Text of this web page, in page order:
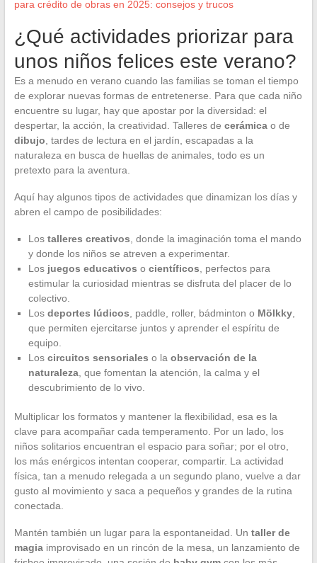
para crédito de obras en 2025: consejos y trucos
¿Qué actividades priorizar para
unos niños felices este verano?
Es a menudo en verano cuando las familias se toman el tiempo
de explorar nuevas formas de entretenerse. Para que cada niño
encuentre su lugar, hay que apostar por la diversidad: el
despertar, la acción, la creatividad. Talleres de cerámicao de
dibujo , tardes de lectura en el jardín, escapadas a la
naturaleza en busca de huellas de animales, todo es un
pretexto para la aventura.
Aquí hay algunos tipos de actividades que dinamizan los días y
abren el campo de posibilidades:
Los talleres creativos , donde la imaginación toma el mando
y donde los niños se atreven a experimentar.
Los juegos educativos o científicos , perfectos para
estimular la curiosidad mientras se disfruta del placer de lo
colectivo.
Los deportes lúdicos , paddle, roller, bádminton o Mölkky,
que permiten ejercitarse juntos y aprender el espíritu de
equipo.
Los circuitos sensoriales o la observación de la
naturaleza, que fomentan la atención, la calma y el
descubrimiento de lo vivo.
Multiplicar los formatos y mantener la flexibilidad, esa es la
clave para acompañar cada temperamento. Por un lado, los
niños solitarios encuentran el espacio para soñar; por el otro,
los más enérgicos intentan cooperar, compartir. La actividad
física, tan a menudo relegada a un segundo plano, vuelve a dar
gusto al movimiento y saca a pequeños y grandes de la rutina
conectada.
Mantén también un lugar para la espontaneidad. Un taller de
magiaimprovisado en un rincón de la mesa, un lanzamiento de